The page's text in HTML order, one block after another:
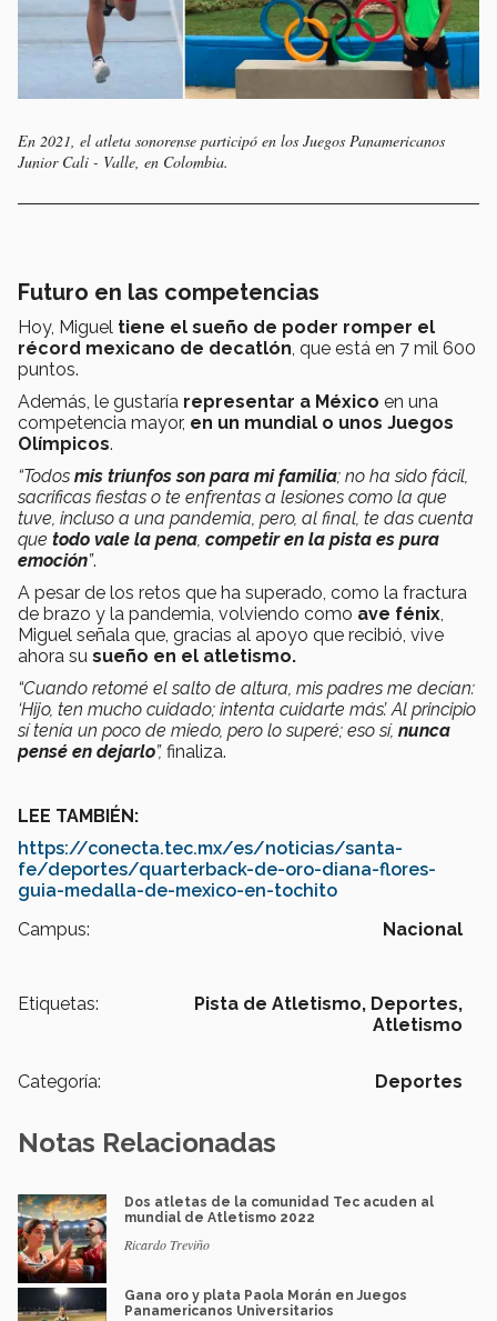
En 2021, el atleta sonorense participó en los Juegos Panamericanos
Junior Cali - Valle, en Colombia.
Futuro en las competencias
Hoy, Miguel tiene el sueño de poder romper el
récord mexicano de decatlón, que está en 7 mil 600
puntos.
Además, le gustaría representar a México en una
competencia mayor, en un mundial o unos Juegos
Olímpicos.
“Todos mis triunfos son para mi familia; no ha sido fácil,
sacrificas fiestas o te enfrentas a lesiones como la que
tuve, incluso a una pandemia, pero, al final, te das cuenta
que todo vale la pena, competir en la pista es pura
emoción”.
A pesar de los retos que ha superado, como la fractura
de brazo y la pandemia, volviendo como ave fénix,
Miguel señala que, gracias al apoyo que recibió, vive
ahora su sueño en el atletismo.
“Cuando retomé el salto de altura, mis padres me decían:
‘Hijo, ten mucho cuidado; intenta cuidarte más’. Al principio
sí tenía un poco de miedo, pero lo superé; eso sí, nunca
pensé en dejarlo”, finaliza.
LEE TAMBIÉN:
https://conecta.tec.mx/es/noticias/santa-
fe/deportes/quarterback-de-oro-diana-flores-
guia-medalla-de-mexico-en-tochito
Campus:
Nacional
Etiquetas: Pista de Atletismo, Deportes,
Atletismo
Categoría: Deportes
Notas Relacionadas
Dos atletas de la comunidad Tec acuden al
mundial de Atletismo 2022
Ricardo Treviño
Gana oro y plata Paola Morán en Juegos
Panamericanos Universitarios